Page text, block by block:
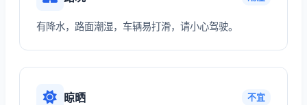
有降水，路面潮湿，车辆易打滑，请小心驾驶。
晾晒 不宜